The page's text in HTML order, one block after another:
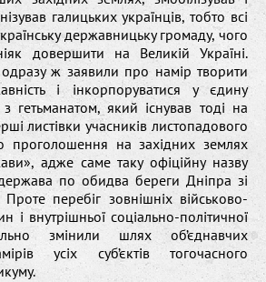
галицьких українців, тобто всі
державницьку громаду, чого
довершити на Великій Україні.
одразу ж заявили про намір творити
і інкорпоруватися у єдину
гетьманатом, який існував тоді на
листівки учасників листопадового
проголошення на західних землях
адже саме таку офіційну назву
по обидва береги Дніпра зі
перебіг зовнішніх військово-
і внутрішньої соціально-політичної
змінили шлях об’єднавчих
усіх суб’єктів тогочасного